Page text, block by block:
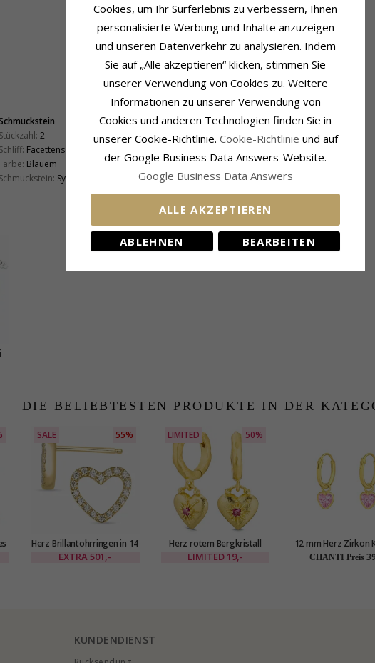
Stückzahl: 2
Schliff: Facettenschliff
Farbe: Blauem
Schmuckstein: Synthetische Saphir
Größe
Höhe:11,0 mm
KUNDEN KAUFTEN AUCH
DIE BELIEBTESTEN PRODUKTE IN DER
SALE 55%
Herz Brillantohrringen in 14
Karat Gold mit Diamant
EXTRA501,-
LIMITED 50%
Herz rotem Bergkristall
Kreole in vergoldetes
LIMITED 19,-
12 mm Herz Zirkon
in vergoldetem
CHANTI Preis
KUNDENDIENST
Cookies, um Ihr Surferlebnis zu verbessern, Ihnen
personalisierte Werbung und Inhalte anzuzeigen
und unseren Datenverkehr zu analysieren. Indem
Sie auf „Alle akzeptieren“ klicken, stimmen Sie
unserer Verwendung von Cookies zu. Weitere
Informationen zu unserer Verwendung von
Cookies und anderen Technologien finden Sie in
unserer Cookie-Richtlinie. Cookie-Richtlinie und auf
der Google Business Data Answers-Website.
Google Business Data Answers
ALLE AKZEPTIEREN
ABLEHNEN BEARBEITEN